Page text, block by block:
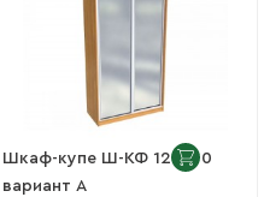
Шкаф-купе Ш-КФ 12-600
вариант A